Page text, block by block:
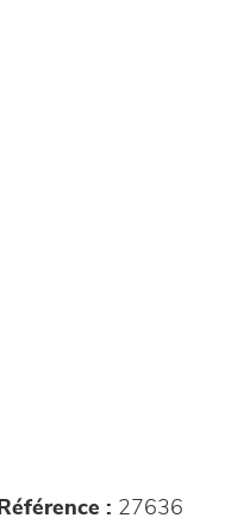
Référence : 27636